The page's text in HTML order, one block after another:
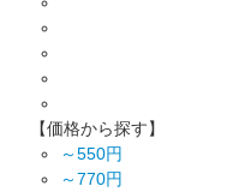
【価格から探す】
～550円
～770円